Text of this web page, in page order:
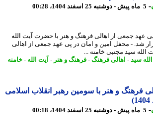
جمعی از اهالی فرهنگ و هنر با حضرت آیت الله
- محفل امین و امان در پی عهد جمعی از اهالی
سید مجتبی خامنه ...
-اهالی فرهنگ -فرهنگ و هنر-آیت الله-خامنه
و هنر با سومین رهبر انقلاب اسلامی